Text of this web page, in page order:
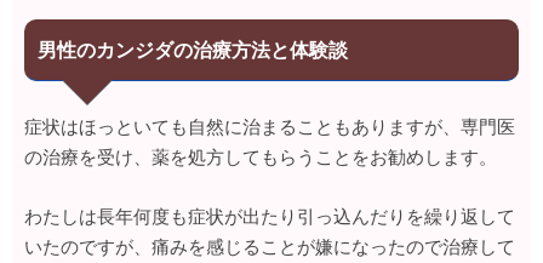
男性のカンジダの治療方法と体験談
症状はほっといても自然に治まることもありますが、専門医
の治療を受け、薬を処方してもらうことをお勧めします。
わたしは長年何度も症状が出たり引っ込んだりを繰り返して
いたのですが、痛みを感じることが嫌になったので治療して